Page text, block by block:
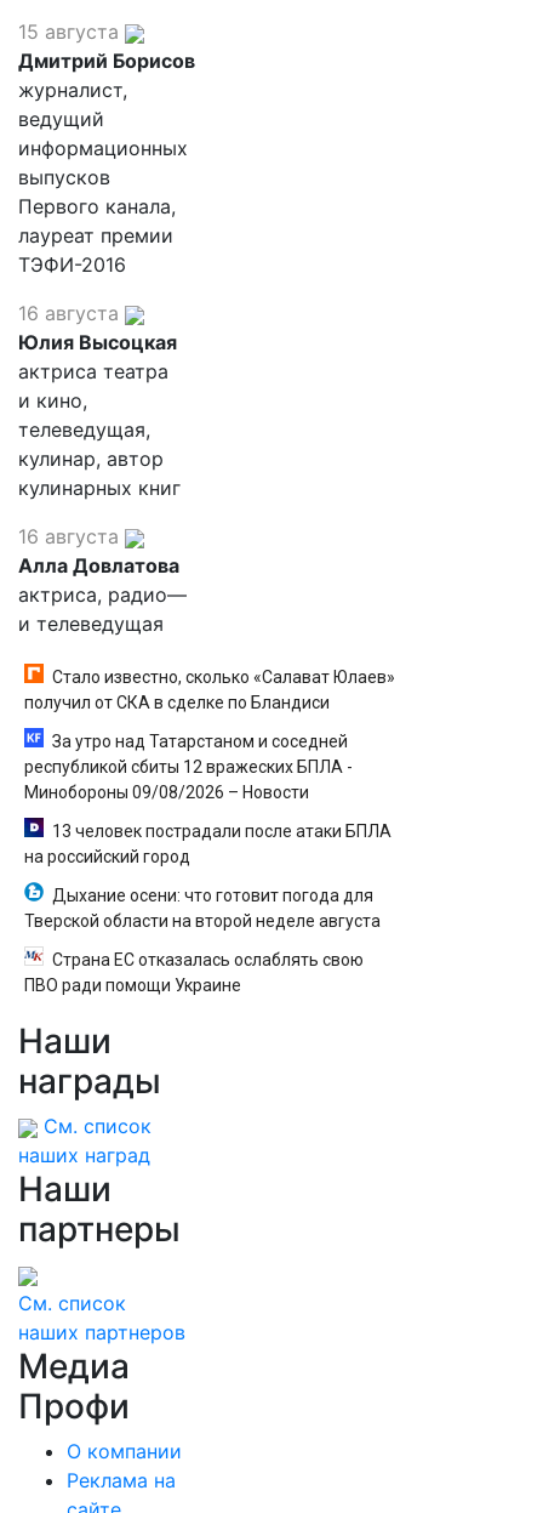
15 августа
Дмитрий Борисов
журналист,
ведущий
информационных
выпусков
Первого канала,
лауреат премии
ТЭФИ-2016
16 августа
Юлия Высоцкая
актриса театра
и кино,
телеведущая,
кулинар, автор
кулинарных книг
16 августа
Алла Довлатова
актриса, радио—
и телеведущая
Стало известно, сколько «Салават Юлаев»
получил от СКА в сделке по Бландиси
За утро над Татарстаном и соседней
республикой сбиты 12 вражеских БПЛА -
Минобороны 09/08/2026 – Новости
13 человек пострадали после атаки БПЛА
на российский город
Дыхание осени: что готовит погода для
Тверской области на второй неделе августа
Страна ЕС отказалась ослаблять свою
ПВО ради помощи Украине
Наши
награды
См. список
наших наград
Наши
партнеры
См. список
наших партнеров
Медиа
Профи
О компании
Реклама на